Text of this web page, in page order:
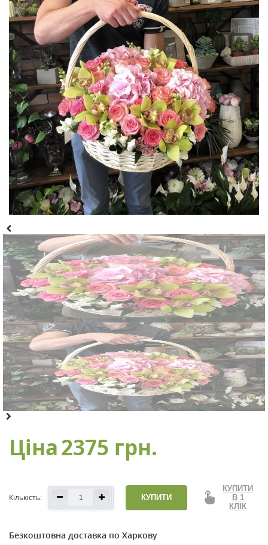
Ціна2375 грн.
Кількість: КУПИТИ
КУПИТИ
В 1
КЛІК
Безкоштовна доставка по Харкову